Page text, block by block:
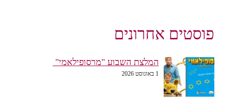
פוסטים אחרונים
המלצת השבוע "מרסופילאמי"
1 באוגוסט 2026